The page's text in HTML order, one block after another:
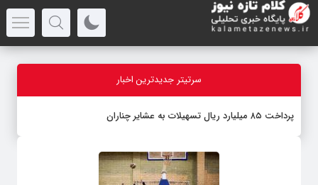
سرتیتر جدیدترین اخبار
پرداخت ۸۵ میلیارد ریال تسهیلات به عشایر چناران